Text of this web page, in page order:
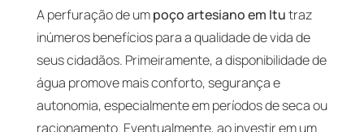
A perfuração de umpoço artesiano em Itutraz
inúmeros benefícios para a qualidade de vida de
seus cidadãos. Primeiramente, a disponibilidade de
água promove mais conforto, segurança e
autonomia, especialmente em períodos de seca ou
racionamento. Eventualmente, ao investir em um